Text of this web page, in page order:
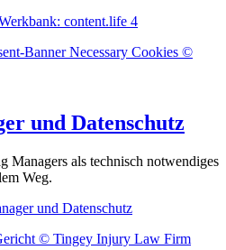
content.life 4
und Datenschutz
Managers als technisch notwendiges
Weg.
und Datenschutz